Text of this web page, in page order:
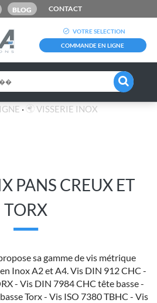
BLOG CONTACT
VOTRE SELECTION
COMMANDE EN LIGNE
VISSERIE INOX
PANS CREUX ET
TORX
sa gamme de vis métrique
Inox A2 et A4. Vis DIN 912 CHC -
- Vis DIN 7984 CHC tête basse -
Torx - Vis ISO 7380 TBHC - Vis